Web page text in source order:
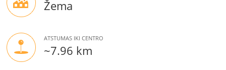
Žema
ATSTUMAS IKI CENTRO
~7.96 km